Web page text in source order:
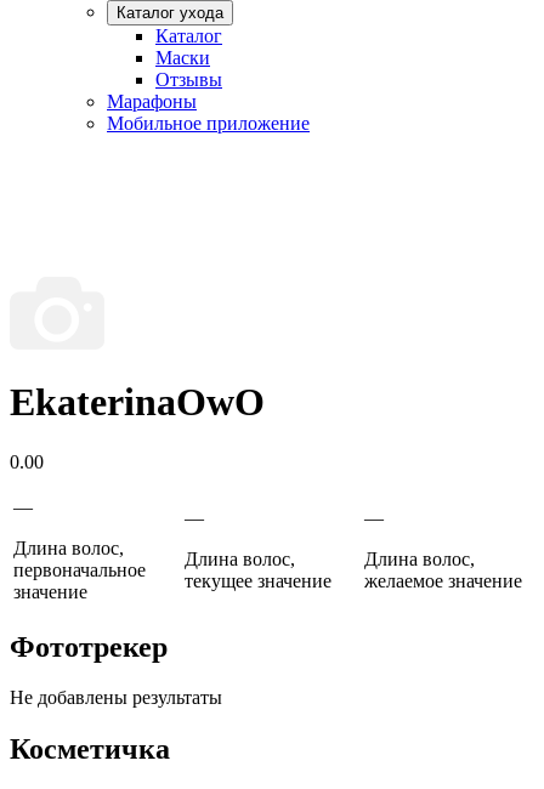
Каталог ухода
Каталог
Маски
Отзывы
Марафоны
Мобильное приложение
EkaterinaOwO
0.00
—
Длина волос,
первоначальное
значение
—
Длина волос,
текущее значение
—
Длина волос,
желаемое значение
Фототрекер
Не добавлены результаты
Косметичка